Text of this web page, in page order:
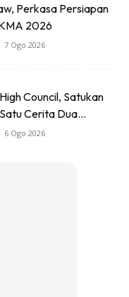
langkah mudah ini
Perkasa Persiapan
2026
7 Ogo 2026
Council, Satukan
Cerita Dua...
6 Ogo 2026